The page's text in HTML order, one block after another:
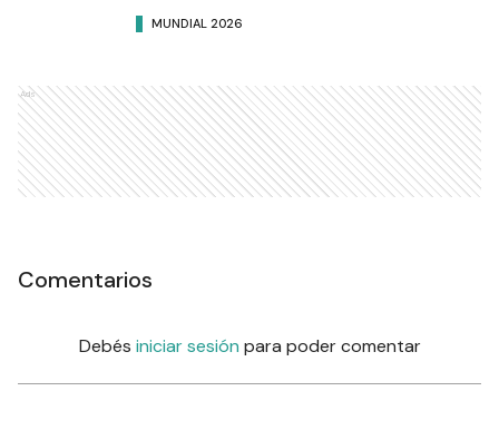
MUNDIAL 2026
Ads
Comentarios
Debés iniciar sesión para poder comentar